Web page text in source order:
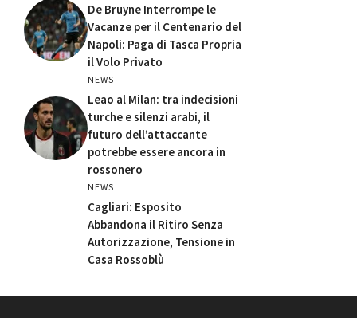
De Bruyne Interrompe le
Vacanze per il Centenario del
Napoli: Paga di Tasca Propria
il Volo Privato
NEWS
Leao al Milan: tra indecisioni
turche e silenzi arabi, il
futuro dell’attaccante
potrebbe essere ancora in
rossonero
NEWS
Cagliari: Esposito
Abbandona il Ritiro Senza
Autorizzazione, Tensione in
Casa Rossoblù